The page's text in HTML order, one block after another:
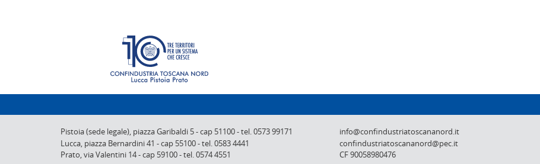
Pistoia (sede legale), piazza Garibaldi 5-cap 51100-tel. 0573 99171
Lucca, piazza Bernardini 41 -cap 55100-tel. 0583 4441
Prato,via Valentini 14-cap 59100-tel. 0574 4551
info@confindustriatoscananord.it
confindustriatoscananord@pec.it
CF 90058980476